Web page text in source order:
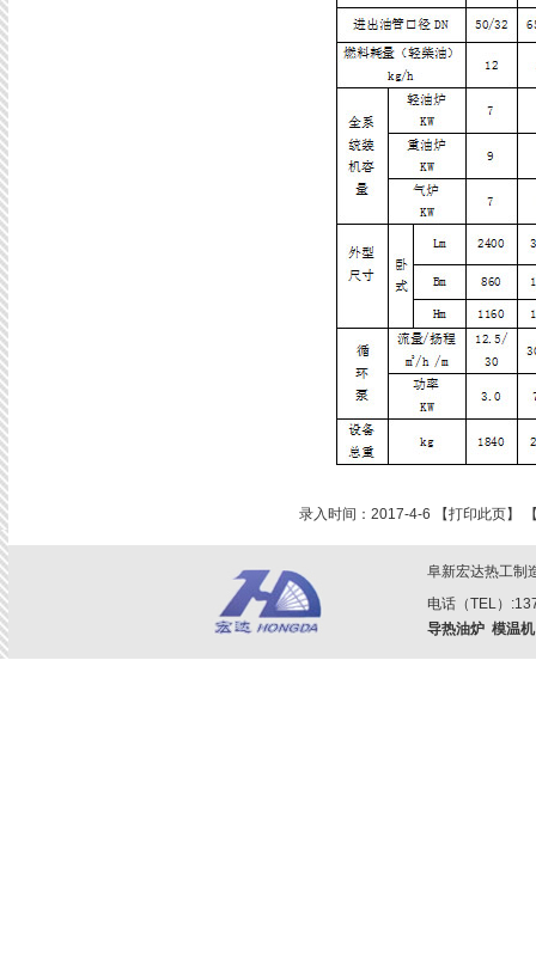
录入时间：2017-4-6 【打印此页】
阜新宏达热工制
电话（TEL）
导热油炉 模温机